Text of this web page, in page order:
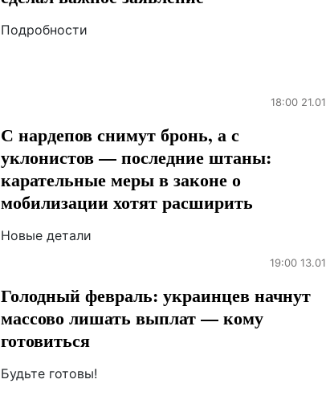
Подробности
18:00 21.01
С нардепов снимут бронь, а с
уклонистов — последние штаны:
карательные меры в законе о
мобилизации хотят расширить
Новые детали
19:00 13.01
Голодный февраль: украинцев начнут
массово лишать выплат — кому
готовиться
Будьте готовы!